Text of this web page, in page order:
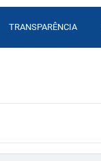
TRANSPARÊNCIA